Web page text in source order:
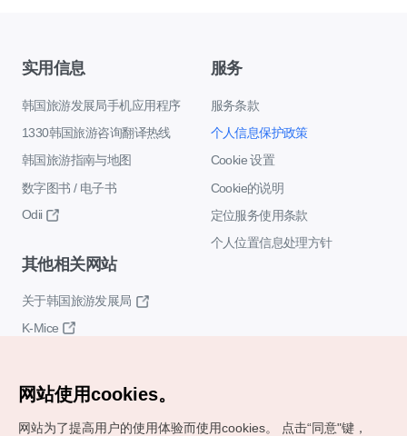
实用信息
韩国旅游发展局手机应用程序
1330韩国旅游咨询翻译热线
韩国旅游指南与地图
数字图书 / 电子书
Odii
服务
服务条款
个人信息保护政策
Cookie 设置
Cookie的说明
定位服务使用条款
个人位置信息处理方针
其他相关网站
关于韩国旅游发展局
K-Mice
网站使用cookies。
网站为了提高用户的使用体验而使用cookies。 点击“同意"键，